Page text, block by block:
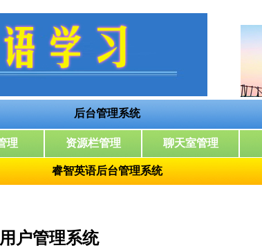
睿智英语后台管理系统
用户管理系统